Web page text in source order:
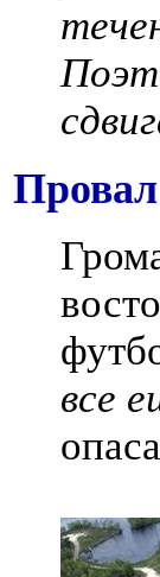
Провал
все